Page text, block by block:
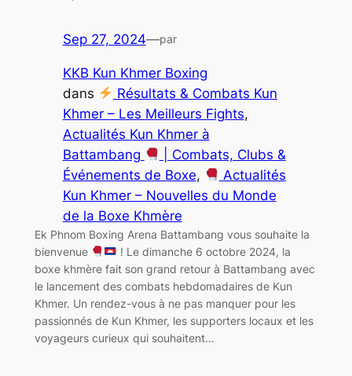
Sep 27, 2024—par
KKB Kun Khmer Boxing
dans
Résultats & Combats Kun
Khmer – Les Meilleurs Fights
Actualités Kun Khmer à
Battambang
| Combats, Clubs &
Événements de Boxe,
Actualités
Kun Khmer – Nouvelles du Monde
de la Boxe Khmère
Ek Phnom Boxing Arena Battambang vous souhaite la
bienvenue
! Le dimanche 6 octobre 2024, la
boxe khmère fait son grand retour à Battambang avec
le lancement des combats hebdomadaires de Kun
Khmer. Un rendez-vous à ne pas manquer pour les
passionnés de Kun Khmer, les supporters locaux et les
voyageurs curieux qui souhaitent…